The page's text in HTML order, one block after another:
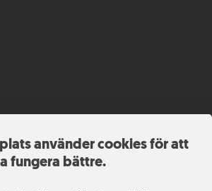
använder cookies för att
fungera bättre.